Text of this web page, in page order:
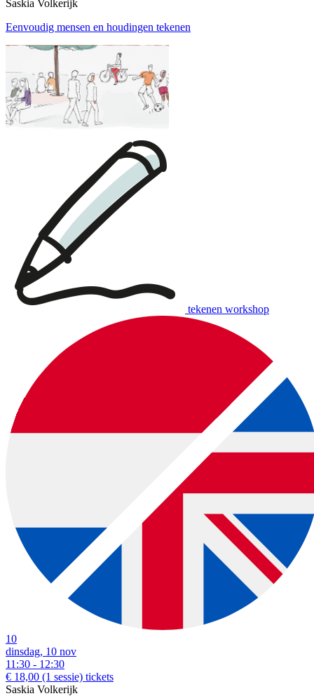
Saskia Volkerijk
Eenvoudig mensen en houdingen tekenen
tekenen workshop
10
dinsdag, 10 nov
11:30 - 12:30
€ 18,00 (1 sessie) tickets
Saskia Volkerijk